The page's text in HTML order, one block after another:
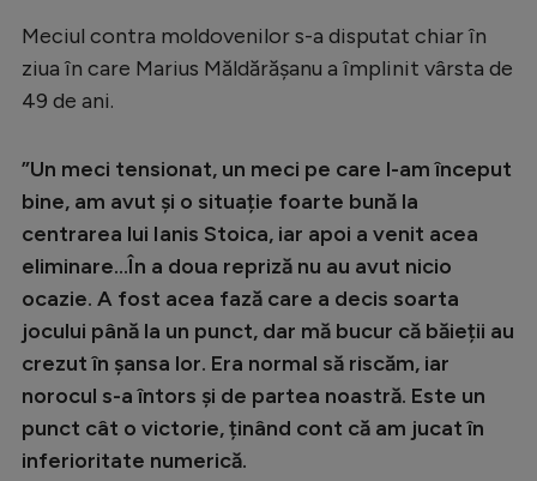
Meciul contra moldovenilor s-a disputat chiar în
ziua în care Marius Măldărășanu a împlinit vârsta de
49 de ani.
”Un meci tensionat, un meci pe care l-am început
bine, am avut și o situație foarte bună la
centrarea lui Ianis Stoica, iar apoi a venit acea
eliminare...În a doua repriză nu au avut nicio
ocazie. A fost acea fază care a decis soarta
jocului până la un punct, dar mă bucur că băieții au
crezut în șansa lor. Era normal să riscăm, iar
norocul s-a întors și de partea noastră. Este un
punct cât o victorie, ținând cont că am jucat în
inferioritate numerică.